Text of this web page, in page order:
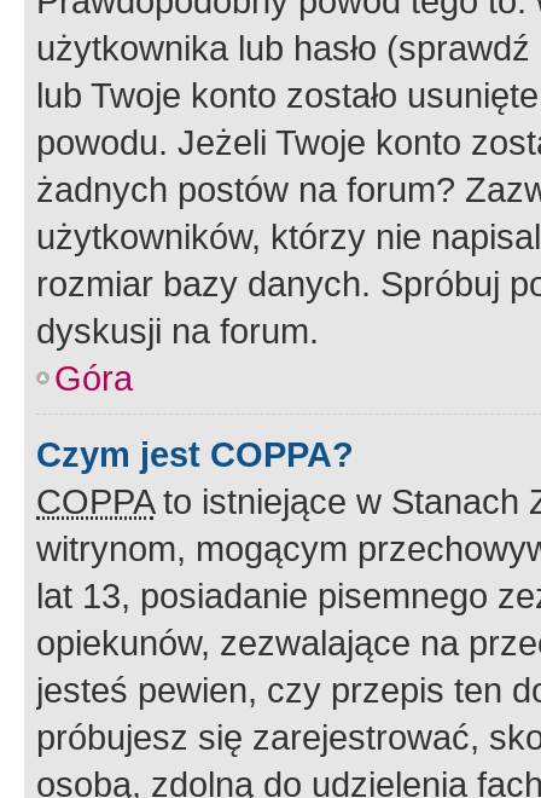
użytkownika lub hasło
lub Twoje konto zostało
powodu. Jeżeli Twoje konto
żadnych postów na forum?
użytkowników, którzy nie
rozmiar bazy danych. Spróbuj
dyskusji na forum.
Góra
Czym jest COPPA?
COPPAto istniejące w Stanach
witrynom, mogącym
lat 13, posiadanie pisemnego
opiekunów, zezwalające na
jesteś pewien, czy przepis ten
próbujesz się zarejestrować,
osobą, zdolną do udzielenia